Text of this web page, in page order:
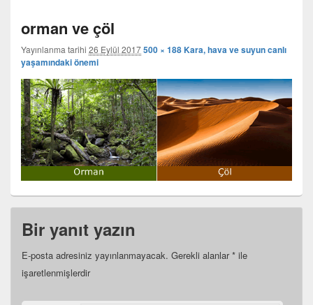
orman ve çöl
Yayınlanma tarihi 26 Eylül 2017500 × 188Kara, hava ve suyun canlı
yaşamındaki önemi
Bir yanıt yazın
E-posta adresiniz yayınlanmayacak. Gerekli alanlar* ile
işaretlenmişlerdir